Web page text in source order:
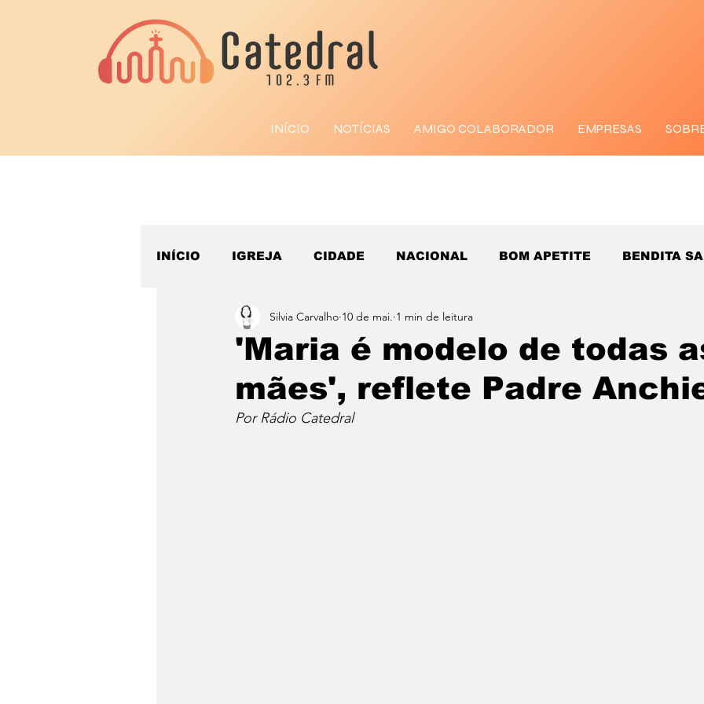
INÍCIO NOTÍCIAS AMIGO COLABORADOR EMPRESAS
INÍCIO IGREJA CIDADE NACIONAL BOM APETITE BENDITA
ESPORTE
'Maria é modelo de todas
mães', reflete Padre
Silvia Carvalho 10 de mai. 1 min de leitura
Por Rádio Catedral